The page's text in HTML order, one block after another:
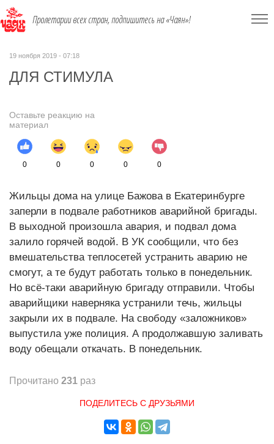
Пролетарии всех стран, подпишитесь на «Чаян»!
19 ноября 2019 - 07:18
ДЛЯ СТИМУЛА
Оставьте реакцию на
материал
0 0 0 0 0
Жильцы дома на улице Бажова в Екатеринбурге
заперли в подвале работников аварийной бригады.
В выходной произошла авария, и подвал дома
залило горячей водой. В УК сообщили, что без
вмешательства теплосетей устранить аварию не
смогут, а те будут работать только в понедельник.
Но всё-таки аварийную бригаду отправили. Чтобы
аварийщики наверняка устранили течь, жильцы
закрыли их в подвале. На свободу «заложников»
выпустила уже полиция. А продолжавшую заливать
воду обещали откачать. В понедельник.
Прочитано 231 раз
ПОДЕЛИТЕСЬ С ДРУЗЬЯМИ